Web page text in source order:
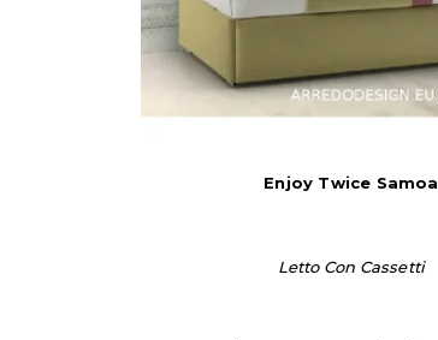
Enjoy Twice Samoa
Letto Con Cassetti